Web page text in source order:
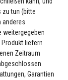
zu tun (bitte
anderes
weitergegeben
liefern
Zeitraum
Garantien